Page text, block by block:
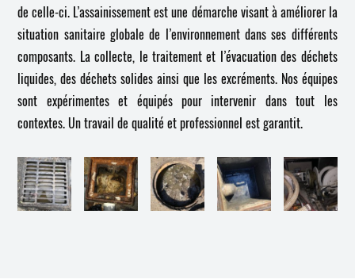
de celle-ci. L’assainissement est une démarche visant à améliorer la
situation sanitaire globale de l’environnement dans ses différents
composants. La collecte, le traitement et l’évacuation des déchets
liquides, des déchets solides ainsi que les excréments. Nos équipes
sont expérimentes et équipés pour intervenir dans tout les
contextes. Un travail de qualité et professionnel est garantit.